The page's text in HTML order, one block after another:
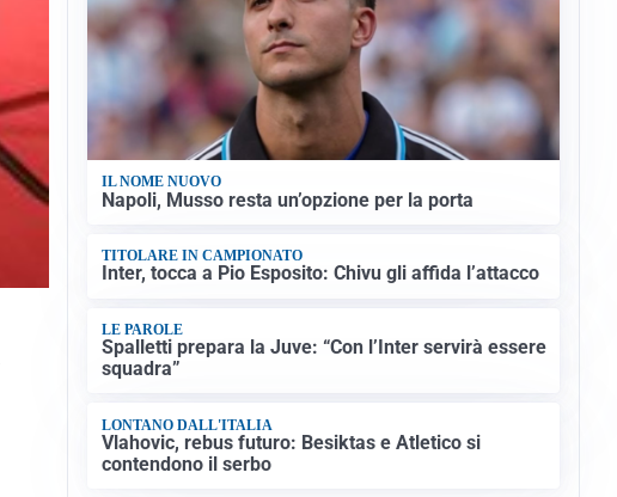
IL NOME NUOVO
Napoli, Musso resta un’opzione per la porta
TITOLARE IN CAMPIONATO
Inter, tocca a Pio Esposito: Chivu gli affida l’attacco
LE PAROLE
Spalletti prepara la Juve: “Con l’Inter servirà essere
squadra”
LONTANO DALL'ITALIA
Vlahovic, rebus futuro: Besiktas e Atletico si
contendono il serbo